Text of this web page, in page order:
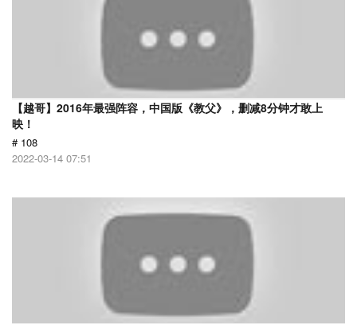
【越哥】2016年最强阵容，中国版《教父》，删减8分钟才敢上
映！
# 108
2022-03-14 07:51